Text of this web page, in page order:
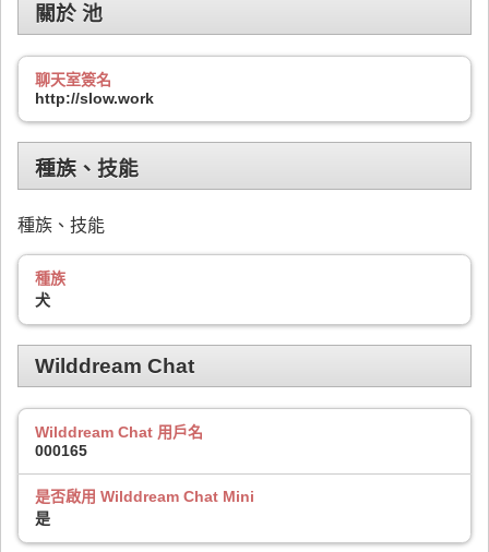
關於 池
聊天室簽名
http://slow.work
種族、技能
種族、技能
種族
犬
Wilddream Chat
Wilddream Chat 用戶名
000165
是否啟用 Wilddream Chat Mini
是